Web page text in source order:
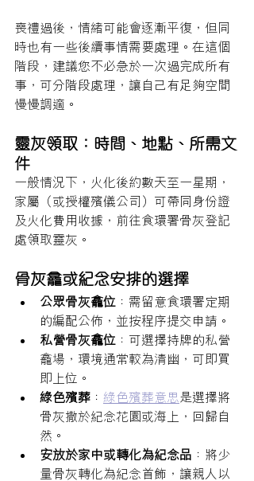
喪禮過後，情緒可能會逐漸平復，但同
時也有一些後續事情需要處理。在這個
階段，建議您不必急於一次過完成所有
事，可分階段處理，讓自己有足夠空間
慢慢調適。
靈灰領取：時間、地點、所需文
件
一般情況下，火化後約數天至一星期，
家屬（或授權殯儀公司）可帶同身份證
及火化費用收據，前往食環署骨灰登記
處領取靈灰。
骨灰龕或紀念安排的選擇
公眾骨灰龕位 ：需留意食環署定期
的編配公佈，並按程序提交申請。
私營骨灰龕位 ：可選擇持牌的私營
龕場，環境通常較為清幽，可即買
即上位。
綠色殯葬 ： 綠色殯葬意思是選擇將
骨灰撒於紀念花園或海上，回歸自
然。
安放於家中或轉化為紀念品 ：將少
量骨灰轉化為紀念首飾，讓親人以